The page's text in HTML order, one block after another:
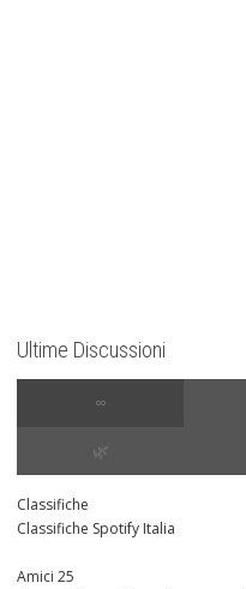
Ultime Discussioni
∞
🌿
Classifiche
Classifiche Spotify Italia
Amici 25